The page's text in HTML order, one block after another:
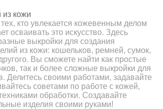
Дата:12-
из кожи
кто увлекается кожевенным делом
осваивать это искусство. Здесь
выкройки для создания
из кожи: кошельков, ремней, сумок,
Вы сможете найти как простые
так и более сложные выкройки для
Делитесь своими работами, задавайте
советами по работе с кожей,
обработки. Создавайте
изделия своими руками!